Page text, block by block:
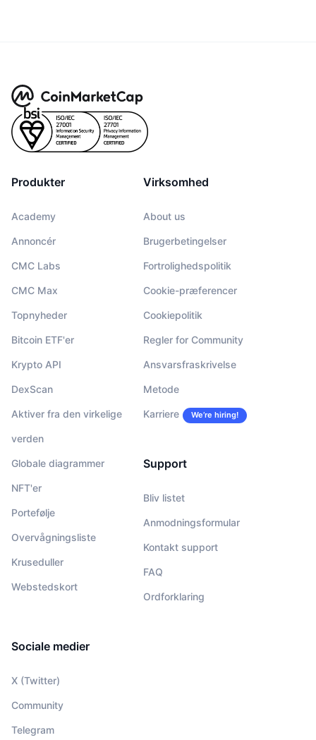
Produkter
Academy
Annoncér
CMC Labs
CMC Max
Topnyheder
Bitcoin ETF'er
Krypto API
DexScan
Aktiver fra den virkelige
verden
Globale diagrammer
NFT'er
Portefølje
Overvågningsliste
Kruseduller
Webstedskort
Virksomhed
About us
Brugerbetingelser
Fortrolighedspolitik
Cookie-præferencer
Cookiepolitik
Regler for Community
Ansvarsfraskrivelse
Metode
Karriere We’re hiring!
Support
Bliv listet
Anmodningsformular
Kontakt support
FAQ
Ordforklaring
Sociale medier
X (Twitter)
Community
Telegram